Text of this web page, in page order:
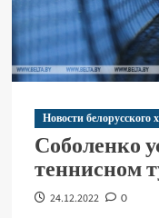
Новости белорусского
Соболенко
теннисном
24.12.2022 0